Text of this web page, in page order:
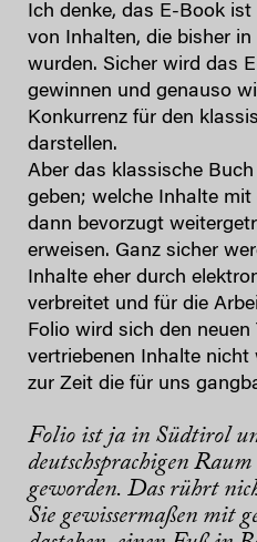
Ich denke, das E-Book
von Inhalten, die bisher
wurden. Sicher wird das
gewinnen und genauso
Konkurrenz für den
darstellen.
Aber das klassische
geben; welche Inhalte
dann bevorzugt
erweisen. Ganz sicher
Inhalte eher durch
verbreitet und für die
Folio wird sich den neuen
vertriebenen Inhalte nicht
zur Zeit die für uns
Folio ist ja in Südtirol
deutschsprachigen
geworden. Das rührt
Sie gewissermaßen mit